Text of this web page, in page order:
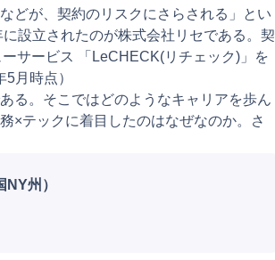
どが、契約のリスクにさらされる」とい
設立されたのが株式会社リセである。契
サービス 「LeCHECK(リチェック)」を
月時点）
る。そこではどのようなキャリアを歩ん
×テックに着目したのはなぜなのか。さ
州）